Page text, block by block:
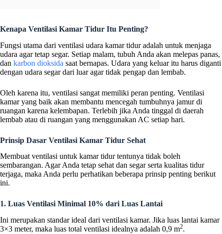
Kenapa Ventilasi Kamar Tidur Itu Penting?
Fungsi utama dari ventilasi udara kamar tidur adalah untuk menjaga
udara agar tetap segar. Setiap malam, tubuh Anda akan melepas panas,
dan karbon dioksida saat bernapas. Udara yang keluar itu harus diganti
dengan udara segar dari luar agar tidak pengap dan lembab.
Oleh karena itu, ventilasi sangat memiliki peran penting. Ventilasi
kamar yang baik akan membantu mencegah tumbuhnya jamur di
ruangan karena kelembapan. Terlebih jika Anda tinggal di daerah
lembab atau di ruangan yang menggunakan AC setiap hari.
Prinsip Dasar Ventilasi Kamar Tidur Sehat
Membuat ventilasi untuk kamar tidur tentunya tidak boleh
sembarangan. Agar Anda tetap sehat dan segar serta kualitas tidur
terjaga, maka Anda perlu perhatikan beberapa prinsip penting berikut
ini.
1. Luas Ventilasi Minimal 10% dari Luas Lantai
Ini merupakan standar ideal dari ventilasi kamar. Jika luas lantai kamar
3×3 meter, maka luas total ventilasi idealnya adalah 0,9 m2.